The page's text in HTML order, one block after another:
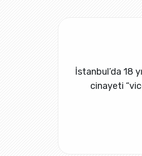
İstanbul’da 18
cinayeti